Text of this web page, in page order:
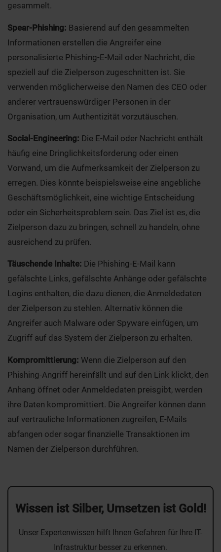
gesammelt.
Spear-Phishing: Basierend auf den gesammelten
Informationen erstellen die Angreifer eine
personalisierte Phishing-E-Mail oder Nachricht, die
speziell auf die Zielperson zugeschnitten ist. Sie
verwenden möglicherweise den Namen des CEO oder
anderer vertrauenswürdiger Personen in der
Organisation, um Authentizität vorzutäuschen.
Social-Engineering: Die E-Mail oder Nachricht enthält
häufig eine Dringlichkeitsforderung oder einen
Vorwand, um die Aufmerksamkeit der Zielperson zu
erregen. Dies könnte beispielsweise eine angebliche
Geschäftsmöglichkeit, eine wichtige Entscheidung
oder ein Sicherheitsproblem sein. Das Ziel ist es, die
Zielperson dazu zu bringen, schnell zu handeln, ohne
ausreichend zu prüfen.
Täuschende Inhalte: Die Phishing-E-Mail kann
gefälschte Links, gefälschte Anhänge oder gefälschte
Logins enthalten, die dazu dienen, die Anmeldedaten
der Zielperson zu stehlen. Alternativ können die
Angreifer auch Malware oder Spyware einfügen, um
Zugriff auf das System der Zielperson zu erhalten.
Kompromittierung: Wenn die Zielperson auf den
Phishing-Angriff hereinfällt und auf den Link klickt, den
Anhang öffnet oder Anmeldedaten preisgibt, werden
ihre Daten kompromittiert. Die Angreifer können dann
auf vertrauliche Informationen zugreifen, E-Mails
abfangen oder sogar finanzielle Transaktionen im
Namen der Zielperson durchführen.
Wissen ist Silber, Umsetzen ist Gold!
Unser Expertenwissen hilft Ihnen Gefahren für Ihre IT-
Infrastruktur besser zu erkennen.